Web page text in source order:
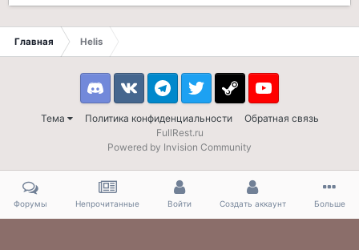
Главная Helis
Тема Политика конфиденциальности Обратная связь
DiscordVK TelegramTwitter Steam Youtube
FullRest.ru
Powered by Invision Community
Форумы Непрочитанные Войти Создать аккаунт Больше